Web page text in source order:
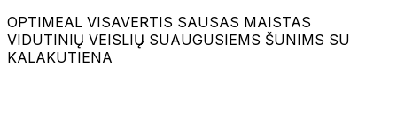
OPTIMEAL VISAVERTIS SAUSAS MAISTAS
VIDUTINIŲ VEISLIŲ SUAUGUSIEMS ŠUNIMS SU
KALAKUTIENA